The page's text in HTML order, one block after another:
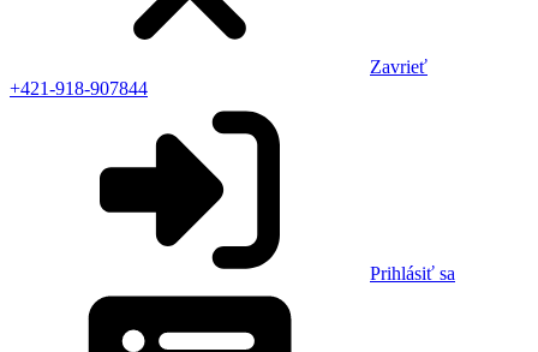
Zavrieť
+421-918-907844
Prihlásiť sa